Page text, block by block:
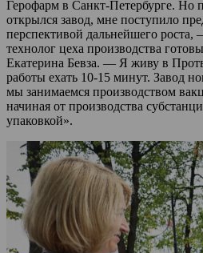
Герофарм в Санкт-Петербурге. Но
открылся завод, мне поступило
перспективой дальнейшего роста,
технолог цеха производства
Екатерина Бевза. — Я живу в
работы ехать 10-15 минут. Завод
мы занимаемся производством
начиная от производства
упаковкой».